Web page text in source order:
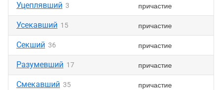
Уцеплявший 3 причастие
Усекавший 15 причастие
Секший 36 причастие
Разумевший 17 причастие
Смекавший 35 причастие